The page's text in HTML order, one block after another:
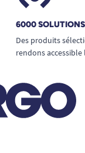
6000
Des produits
rendons